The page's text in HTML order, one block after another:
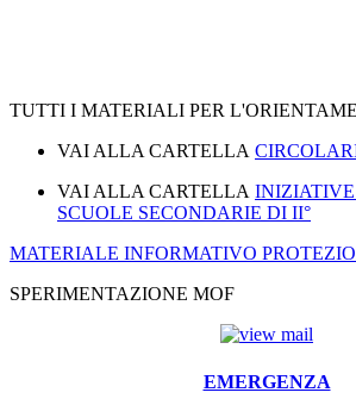
TUTTI I MATERIALI PER
VAI ALLA CARTELLA
VAI ALLA CARTELLA
SCUOLE SECONDARIE DI II°
MATERIALE INFORMATIVO
SPERIMENTAZIONE MOF
EMERGENZA